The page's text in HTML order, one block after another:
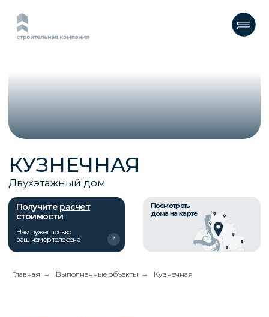
КУЗНЕЧНАЯ
Двухэтажный дом
Нам нужен только
ваш номер телефона
Главная → Выполненные объекты → Кузнечная
О ПРОЕКТЕ